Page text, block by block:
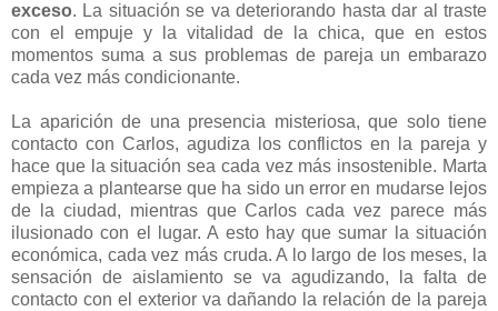
exceso. La situación se va deteriorando hasta dar al traste
con el empuje y la vitalidad de la chica, que en estos
momentos suma a sus problemas de pareja un embarazo
cada vez más condicionante.
La aparición de una presencia misteriosa, que solo tiene
contacto con Carlos, agudiza los conflictos en la pareja y
hace que la situación sea cada vez más insostenible. Marta
empieza a plantearse que ha sido un error en mudarse lejos
de la ciudad, mientras que Carlos cada vez parece más
ilusionado con el lugar. A esto hay que sumar la situación
económica, cada vez más cruda. A lo largo de los meses, la
sensación de aislamiento se va agudizando, la falta de
contacto con el exterior va dañando la relación de la pareja